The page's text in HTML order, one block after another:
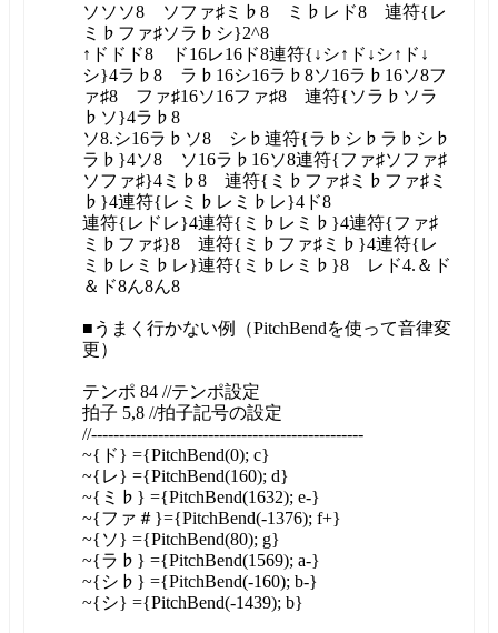
ソソソ8 ソファ♯ミ♭8 ミ♭レド8 連符{レ
ミ♭ファ♯ソラ♭シ}2^8
↑ドドド8 ド16レ16ド8連符{↓シ↑ド↓シ↑ド↓
シ}4ラ♭8 ラ♭16シ16ラ♭8ソ16ラ♭16ソ8フ
ァ♯8 ファ♯16ソ16ファ♯8 連符{ソラ♭ソラ
♭ソ}4ラ♭8
ソ8.シ16ラ♭ソ8 シ♭連符{ラ♭シ♭ラ♭シ♭
ラ♭}4ソ8 ソ16ラ♭16ソ8連符{ファ♯ソファ♯
ソファ♯}4ミ♭8 連符{ミ♭ファ♯ミ♭ファ♯ミ
♭}4連符{レミ♭レミ♭レ}4ド8
連符{レドレ}4連符{ミ♭レミ♭}4連符{ファ♯
ミ♭ファ♯}8 連符{ミ♭ファ♯ミ♭}4連符{レ
ミ♭レミ♭レ}連符{ミ♭レミ♭}8 レド4.＆ド
＆ド8ん8ん8
■うまく行かない例（PitchBendを使って音律変
更）
テンポ 84 //テンポ設定
拍子 5,8 //拍子記号の設定
//-------------------------------------------------
~{ド} ={PitchBend(0); c}
~{レ} ={PitchBend(160); d}
~{ミ♭} ={PitchBend(1632); e-}
~{ファ＃}={PitchBend(-1376); f+}
~{ソ} ={PitchBend(80); g}
~{ラ♭} ={PitchBend(1569); a-}
~{シ♭} ={PitchBend(-160); b-}
~{シ} ={PitchBend(-1439); b}